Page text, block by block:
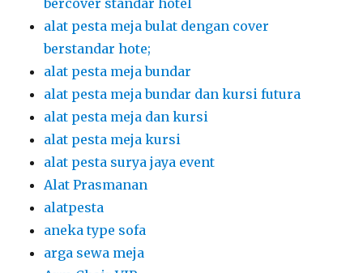
alat pesta meja bulat dengan cover
berstandar hote;
alat pesta meja bundar
alat pesta meja bundar dan kursi futura
alat pesta meja dan kursi
alat pesta meja kursi
alat pesta surya jaya event
Alat Prasmanan
alatpesta
aneka type sofa
arga sewa meja